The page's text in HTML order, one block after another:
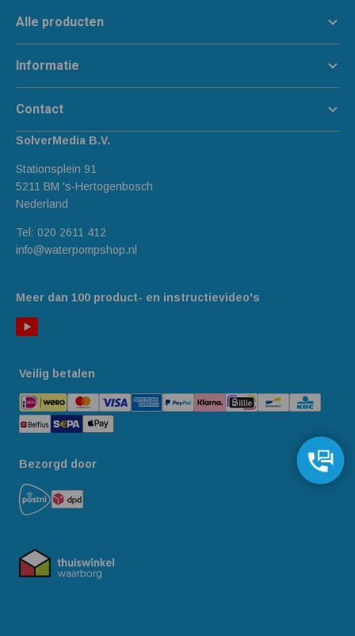
Meer dan 100 product- en instructievideo's
Alle producten
Informatie
Contact
SolverMedia B.V.
Stationsplein 91
5211 BM 's-Hertogenbosch
Nederland
Tel: 020 2611 412
info@waterpompshop.nl
Veilig betalen
Bezorgd door